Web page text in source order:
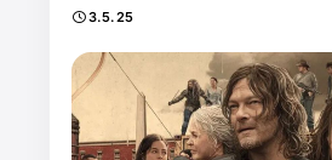
3.5.25